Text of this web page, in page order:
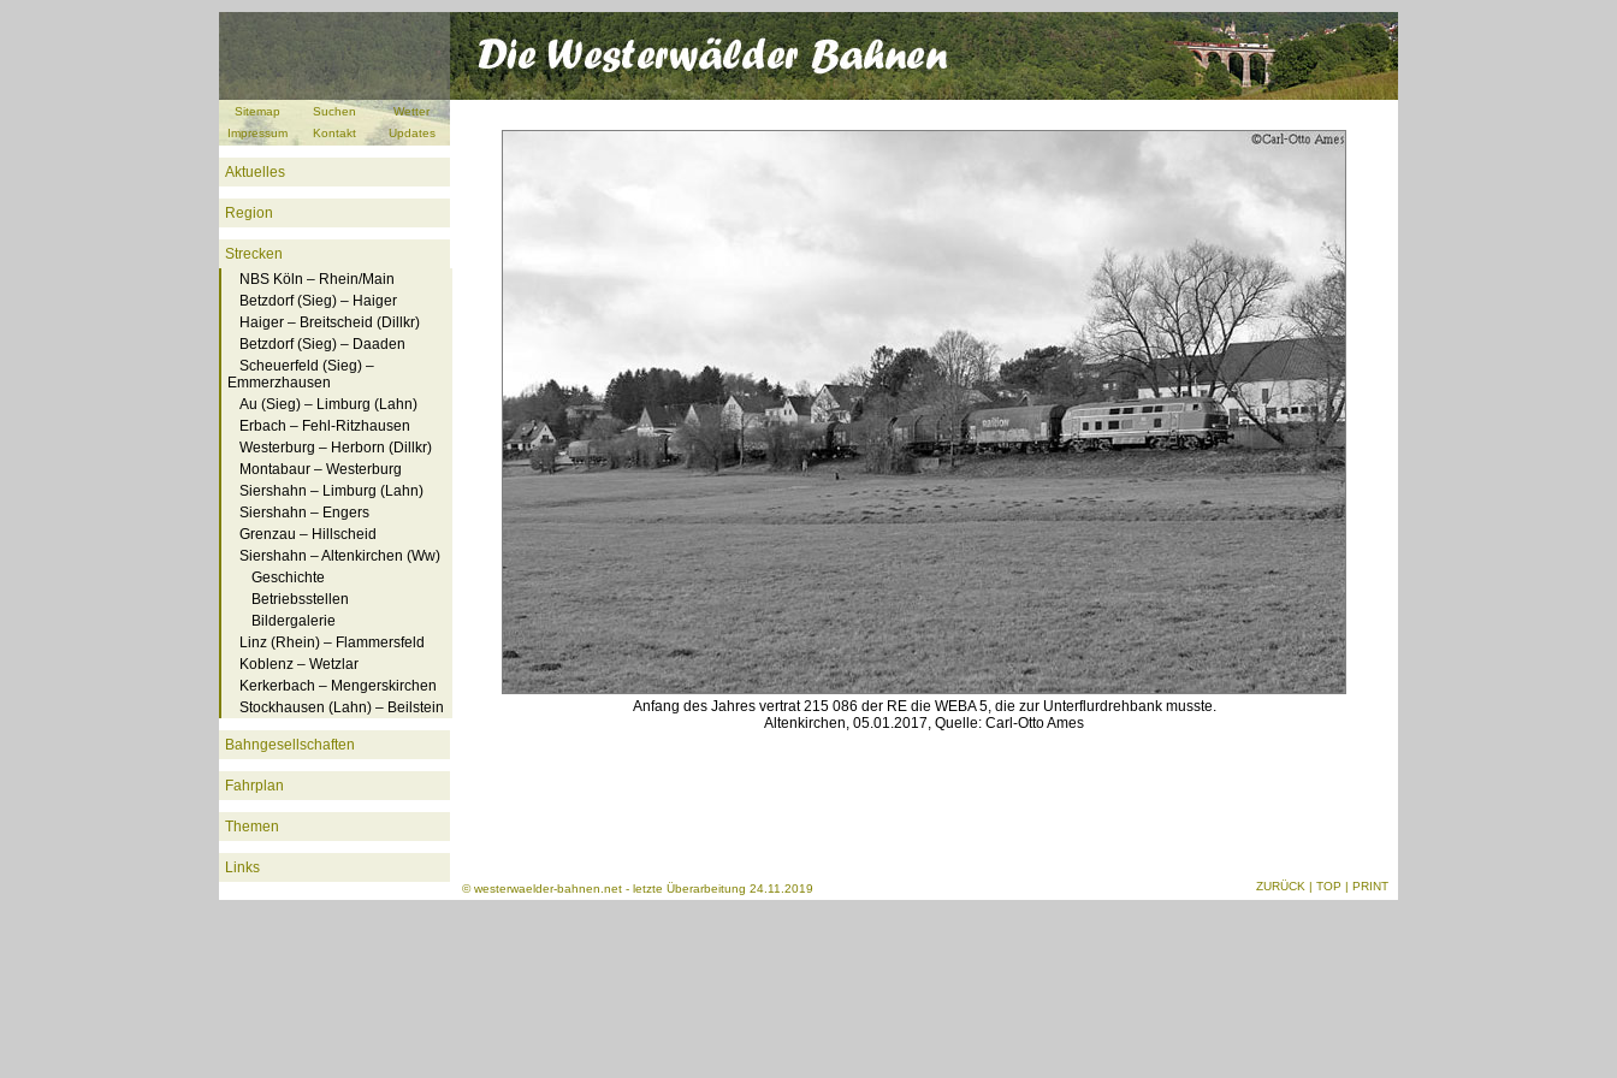
Sitemap Suchen
Wetter
Impressum
Kontakt Updates
Aktuelles
Region
Strecken
NBS Köln – Rhein/Main
Betzdorf (Sieg) – Haiger
Haiger – Breitscheid (Dillkr)
Betzdorf (Sieg) – Daaden
Scheuerfeld (Sieg) –
Emmerzhausen
Au (Sieg) – Limburg (Lahn)
Erbach – Fehl-Ritzhausen
Westerburg – Herborn (Dillkr)
Montabaur – Westerburg
Siershahn – Limburg (Lahn)
Siershahn – Engers
Grenzau – Hillscheid
Siershahn – Altenkirchen (Ww)
Geschichte
Betriebsstellen
Bildergalerie
Linz (Rhein) – Flammersfeld
Koblenz – Wetzlar
Kerkerbach – Mengerskirchen
Stockhausen (Lahn) – Beilstein
Bahngesellschaften
Fahrplan
Themen
Links
Anfang des Jahres vertrat 215 086 der RE die WEBA 5, die zur Unterflurdrehbank musste.
Altenkirchen, 05.01.2017, Quelle: Carl-Otto Ames
©westerwaelder-bahnen.net - letzte Überarbeitung 24.11.2019 ZURÜCK | TOP | PRINT